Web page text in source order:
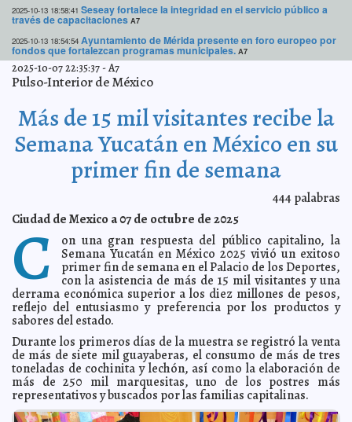
2025-10-13 18:58:41 Seseay fortalece la integridad en el servicio público a
través de capacitaciones A7
2025-10-13 18:54:54 Ayuntamiento de Mérida presente en foro europeo por
fondos que fortalezcan programas municipales. A7
2025-10-13 18:50:13 De la mano con la ciudadanía y personas expertas, el
Ayuntamiento de Mérida construye la ruta para un sistema municipal
de cuidados.
2025-10-13 18:37:38 El PAN Yucatán renueva su Consejo Estatal con unidad,
nuevas caras y compromiso ciudadano A7
2025-10-13 18:19:49 Yucatán culmina con gran éxito su presencia en la
Ciudad de México A7
2025-10-13 18:08:41 Gobierno de Yucatán impulsa bienestar y justicia para
Procivy alerta por lluvias fuertes y rachas de viento en
la costa de Yucatán
Colectivos y autoridades dialogan en el Congreso del
Estado por el derecho a existir y la tipificaciòn del transfeminicidio A7
2025-10-13 17:50:09 Ayuntamiento de Umán atiende vialidad afectada en
Paseos de Itzincab
2025-10-11 19:29:00 Gobierno de Yucatán amplía atención al autismo A7
2025-10-11 19:18:36 Yucatán fortalece su presencia en el turismo de
cruceros A7
2025-10-11 19:06:23 Fortalecen detección gratuita de cáncer de mama con
dos nuevos mastógrafos móviles A7
2025-10-11 18:50:05 Ayuntamiento de Mérida instala centro de acopio en
apoyo a familias de Veracruz. A7
2025-10-11 18:46:57 Entrega Cecilia Patrón más calles nuevas y
repavimentadas a las y los meridanos. A7
2025-10-07 22:35:37-A7
Pulso-Interior de México
Más de 15 mil visitantes recibe la
Semana Yucatán en México en su
primer fin de semana
444palabras
Ciudad de Mexico a 07 de octubre de 2025
C on una gran respuesta del público capitalino, la
Semana Yucatán en México 2025 vivió un exitoso
primer fin de semana en el Palacio de los Deportes,
con la asistencia de más de 15 mil visitantes y una
derrama económica superior a los diez millones de pesos,
reflejo del entusiasmo y preferencia por los productos y
sabores del estado.
Durante los primeros días de la muestra se registró la venta
de más de siete mil guayaberas, el consumo de más de tres
toneladas de cochinita y lechón, así como la elaboración de
más de 250 mil marquesitas, uno de los postres más
representativos y buscados por las familias capitalinas.